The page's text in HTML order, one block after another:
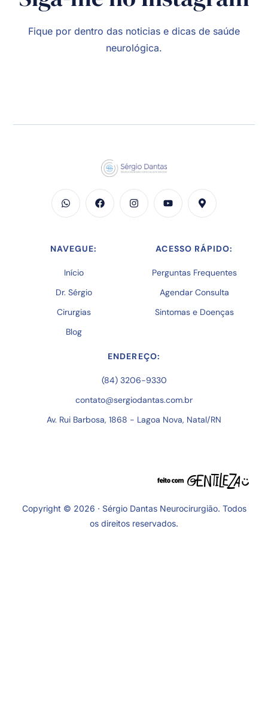
Fique por dentro das noticias e dicas de saúde
neurológica.
NAVEGUE:
Início
Dr. Sérgio
Cirurgias
Blog
ACESSO RÁPIDO:
Perguntas Frequentes
Agendar Consulta
Sintomas e Doenças
ENDEREÇO:
(84) 3206-9330
contato@sergiodantas.com.br
Av. Rui Barbosa, 1868 - Lagoa Nova, Natal/RN
Copyright © 2026 · Sérgio Dantas Neurocirurgião. Todos
os direitos reservados.